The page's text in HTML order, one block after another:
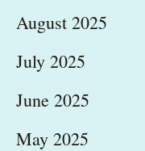
August 2025
July 2025
June 2025
May 2025